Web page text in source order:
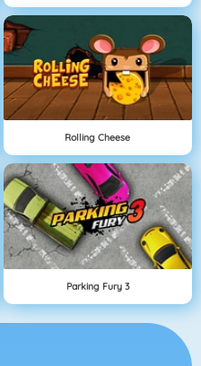
Rolling Cheese
Parking Fury 3